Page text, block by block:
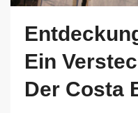
Ein
Der Costa